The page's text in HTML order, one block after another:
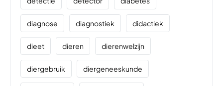
diagnose diagnostiek didactiek
dieet dieren dierenwelzijn
diergebruik diergeneeskunde